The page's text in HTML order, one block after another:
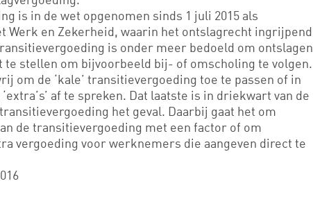
is in de wet opgenomen sinds 1 juli 2015 als
Werk en Zekerheid, waarin het ontslagrecht ingrijpend
is onder meer bedoeld om ontslagen
stellen om bijvoorbeeld bij- of omscholing te volgen.
om de ‘kale’ transitievergoeding toe te passen of in
af te spreken. Dat laatste is in driekwart van de
het geval. Daarbij gaat het om
de transitievergoeding met een factor of om
vergoeding voor werknemers die aangeven direct te